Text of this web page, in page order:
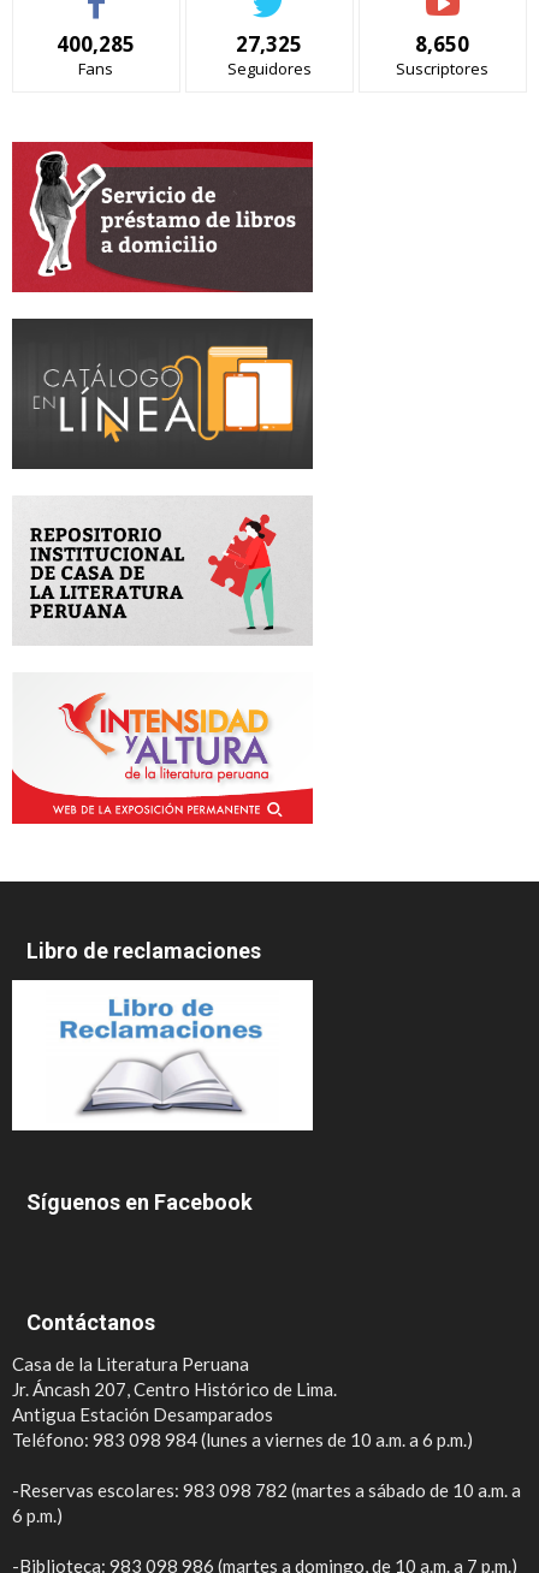
400,285
Fans
27,325
Seguidores
8,650
Suscriptores
Libro de reclamaciones
Síguenos en Facebook
Contáctanos
Casa de la Literatura Peruana
Jr. Áncash 207, Centro Histórico de Lima.
Antigua Estación Desamparados
Teléfono: 983 098 984 (lunes a viernes de 10 a.m. a 6 p.m.)
-Reservas escolares: 983 098 782 (martes a sábado de 10 a.m. a
6 p.m.)
-Biblioteca: 983 098 986 (martes a domingo, de 10 a.m. a 7 p.m.)